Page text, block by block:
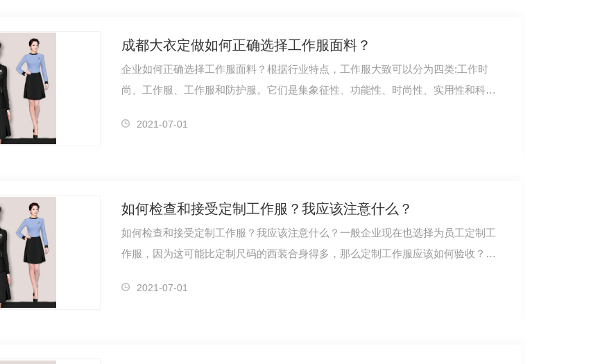
成都大衣定做如何正确选择工作服面料？
企业如何正确选择工作服面料？根据行业特点，工作服大致可以分为四类:工作时
尚、工作服、工作服和防护服。它们是集象征性、功能性、时尚性、实用性和科学
2021-07-01
如何检查和接受定制工作服？我应该注意什么？
如何检查和接受定制工作服？我应该注意什么？一般企业现在也选择为员工定制工
作服，因为这可能比定制尺码的西装合身得多，那么定制工作服应该如何验收？我
2021-07-01